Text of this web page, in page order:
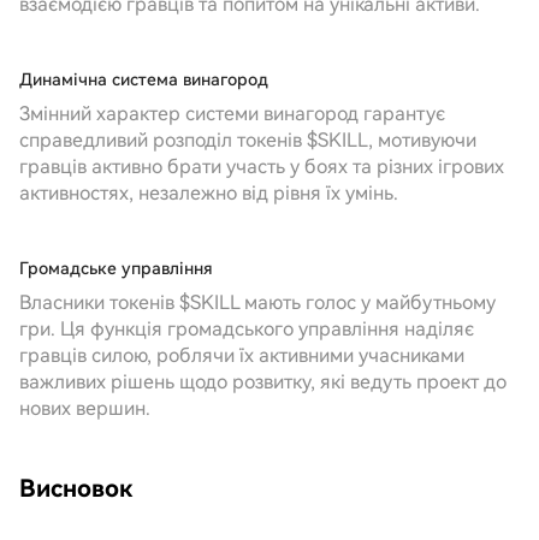
Динамічна система винагород
Змінний характер системи винагород гарантує
справедливий розподіл токенів $SKILL, мотивуючи
гравців активно брати участь у боях та різних ігрових
активностях, незалежно від рівня їх умінь.
Громадське управління
Власники токенів $SKILL мають голос у майбутньому
гри. Ця функція громадського управління наділяє
гравців силою, роблячи їх активними учасниками
важливих рішень щодо розвитку, які ведуть проект до
нових вершин.
Висновок